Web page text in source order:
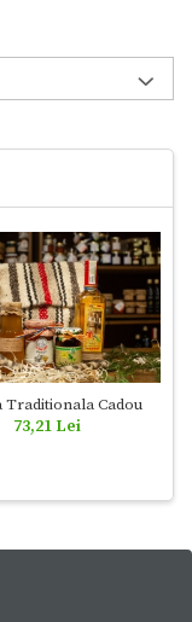
Traditionala Cadou
73,21 Lei